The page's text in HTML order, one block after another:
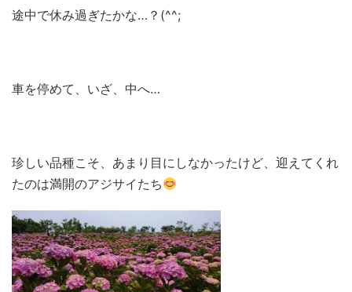
途中で休み過ぎたかな…？(^^;
車を停めて、いざ、中へ…
珍しい品種こそ、あまり目にしなかったけど、迎えてくれ
たのは満開のアジサイたち